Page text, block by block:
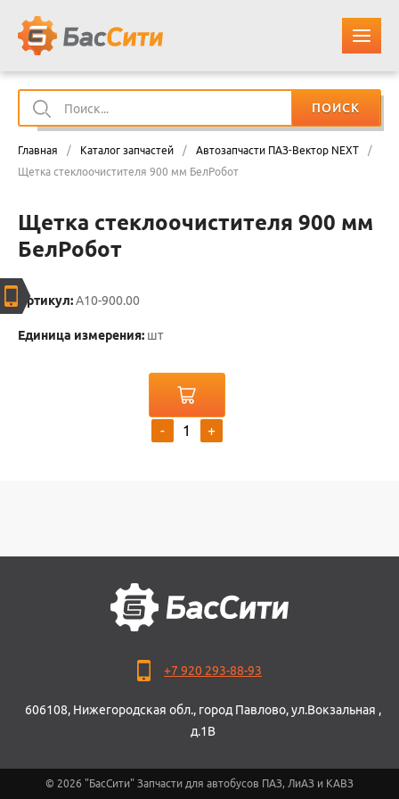
ПОИСК
Главная / Каталог запчастей / Автозапчасти ПАЗ-Вектор NEXT
/
Щетка стеклоочистителя 900 мм БелРобот
Щетка стеклоочистителя 900 мм
БелРобот
Артикул:А10-900.00
Единица измерения: шт
- +
+7 920 293-88-93
606108, Нижегородская обл., город Павлово, ул.Вокзальная ,
д.1В
© 2026 "БасСити" Запчасти для автобусов ПАЗ, ЛиАЗ и КАВЗ
КАТАЛОГ ЗАПЧАСТЕЙ
ОПЛАТА И ДОСТАВКА